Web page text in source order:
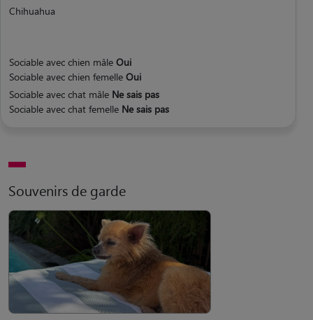
Chihuahua
Sociable avec chien mâle Oui
Sociable avec chien femelle Oui
Sociable avec chat mâle Ne sais pas
Sociable avec chat femelle Ne sais pas
Souvenirs de garde